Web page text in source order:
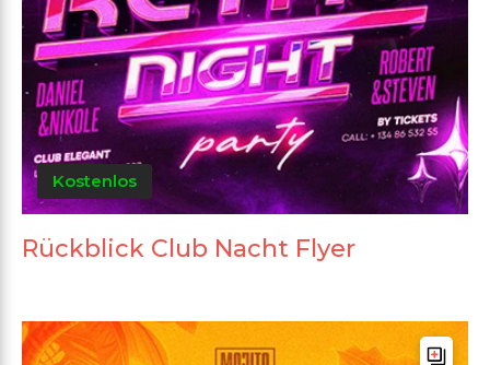
Kostenlos
Rückblick Club Nacht Flyer